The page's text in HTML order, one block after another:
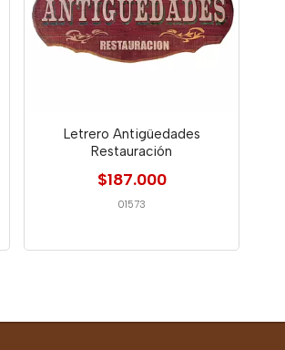
Letrero Antigüedades
Restauración
$187.000
01573